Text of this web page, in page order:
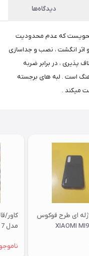
دیدگاه‌ها
نحویست که عدم محدودیت
اثر انگشت ، نصب و جداسازی
پذیری ، در برابر ضربه
است . لبه های برجسته
میکند .
ژله ای طرح فوکوس
کاور/
مدل XIAOMI RM 7